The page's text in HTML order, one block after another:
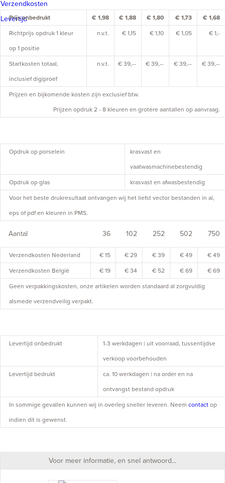
Verzendkosten
Levertijd
Prijs onbedrukt € 1,98 € 1,88 € 1,80 € 1,73 € 1,68
Richtprijs opdruk 1 kleur
op 1 positie
n.v.t. € 1,15 € 1,10 € 1,05 € 1,-
Startkosten totaal,
inclusief digiproef
n.v.t. € 39,-- € 39,-- € 39,-- € 39,--
Prijzen en bijkomende kosten zijn exclusief btw.
Prijzen opdruk 2 - 8 kleuren en grotere aantallen op aanvraag.
Opdruk op porselein krasvast en
vaatwasmachinebestendig
Opdruk op glas krasvast en afwasbestendig
Voor het beste drukresultaat ontvangen wij het liefst vector bestanden in ai,
eps of pdf en kleuren in PMS.
Aantal 36 102 252 502 750
Verzendkosten Nederland € 15 € 29 € 39 € 49 € 49
Verzendkosten België € 19 € 34 € 52 € 69 € 69
Geen verpakkingskosten, onze artikelen worden standaard al zorgvuldig
alsmede verzendveilig verpakt.
Levertijd onbedrukt 1-3 werkdagen | uit voorraad, tussentijdse
verkoop voorbehouden
Levertijd bedrukt ca. 10 werkdagen | na order en na
ontvangst bestand opdruk
In sommige gevallen kunnen wij in overleg sneller leveren. Neem contact op
indien dit is gewenst.
Voor meer informatie, en snel antwoord...